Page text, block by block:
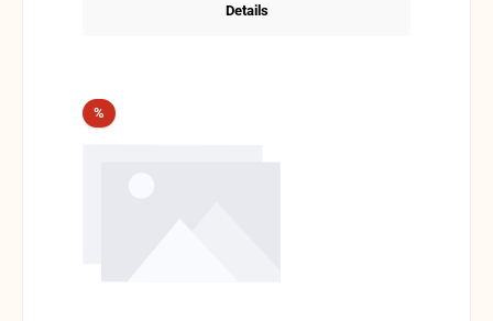
Details
%Rabatt